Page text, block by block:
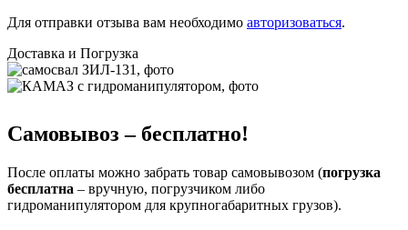
Для отправки отзыва вам необходимо авторизоваться.
Доставка и Погрузка
Самовывоз – бесплатно!
После оплаты можно забрать товар самовывозом (погрузка
бесплатна – вручную, погрузчиком либо
гидроманипулятором для крупногабаритных грузов).